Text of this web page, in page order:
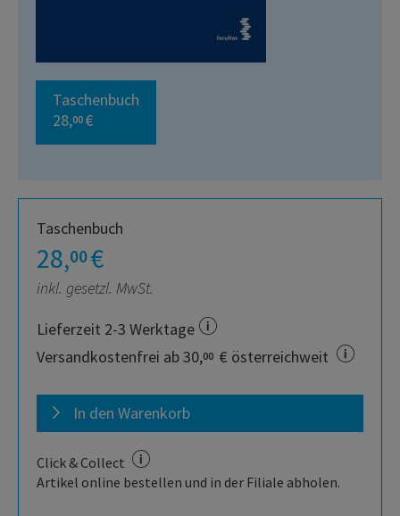
Taschenbuch
28,00 €
Taschenbuch
28,00€
inkl. gesetzl. MwSt.
Lieferzeit 2-3 Werktage
Versandkostenfrei ab 30,00 € österreichweit
In den Warenkorb
Click & Collect
Artikel online bestellen und in der Filiale abholen.